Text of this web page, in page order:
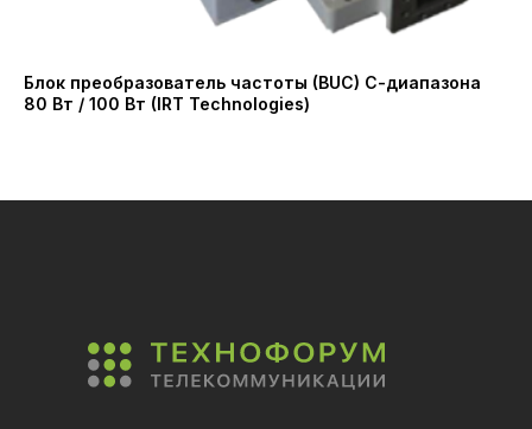
Блок преобразователь частоты (BUC) С-диапазона
80 Вт / 100 Вт (IRT Technologies)